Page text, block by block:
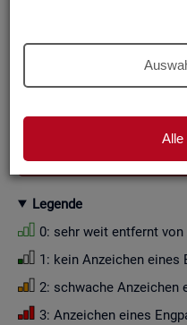
Alle
Zah­len­wer­te i. d. R. auf
die Fil­ter­mög­lich­kei­ten und
GESAMTDOWNLOAD
Le­gen­de
0: sehr weit ent­fernt
1: kein An­zei­chen eines
2: schwa­che An­zei­chen
3: An­zei­chen eines